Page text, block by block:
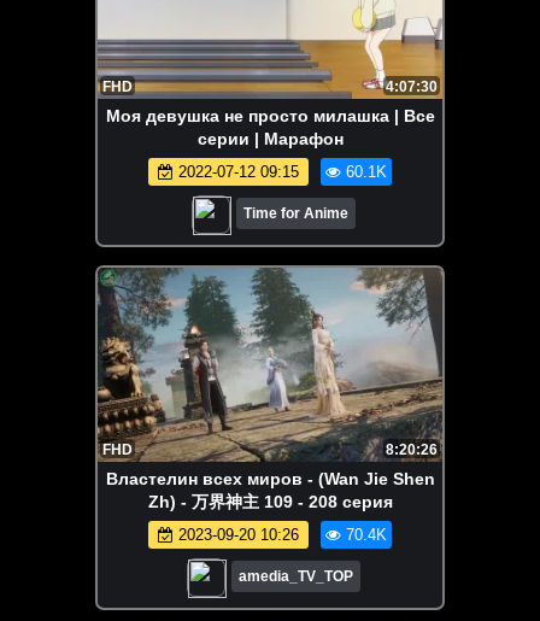
FHD 4:07:30
Моя девушка не просто милашка | Все
серии | Марафон
2022-07-12 09:15 60.1K
Time for Anime
FHD 8:20:26
Властелин всех миров - (Wan Jie Shen
Zh) - 万界神主 109 - 208 серия
2023-09-20 10:26 70.4K
amedia_TV_TOP